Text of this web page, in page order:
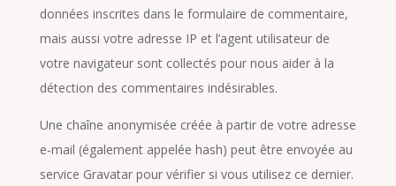
données inscrites dans le formulaire de commentaire,
mais aussi votre adresse IP et l’agent utilisateur de
votre navigateur sont collectés pour nous aider à la
détection des commentaires indésirables.
Une chaîne anonymisée créée à partir de votre adresse
e-mail (également appelée hash) peut être envoyée au
service Gravatar pour vérifier si vous utilisez ce dernier.